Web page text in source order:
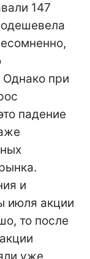
147
Однако при
падение
и
июля акции
то после